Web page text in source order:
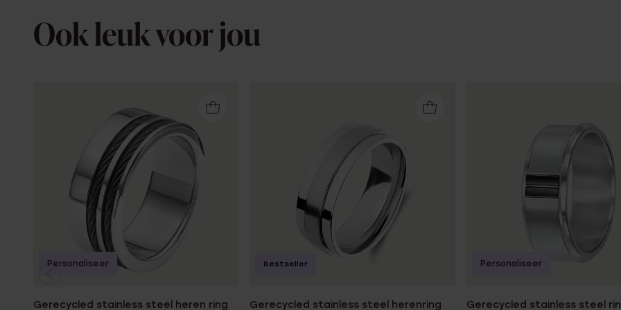
Ook leuk voor jou
Gerecycled stainless steel heren ring
Personaliseer
Gerecycled stainless steel herenring
Bestseller
Gerecycled stainless steel
Personaliseer